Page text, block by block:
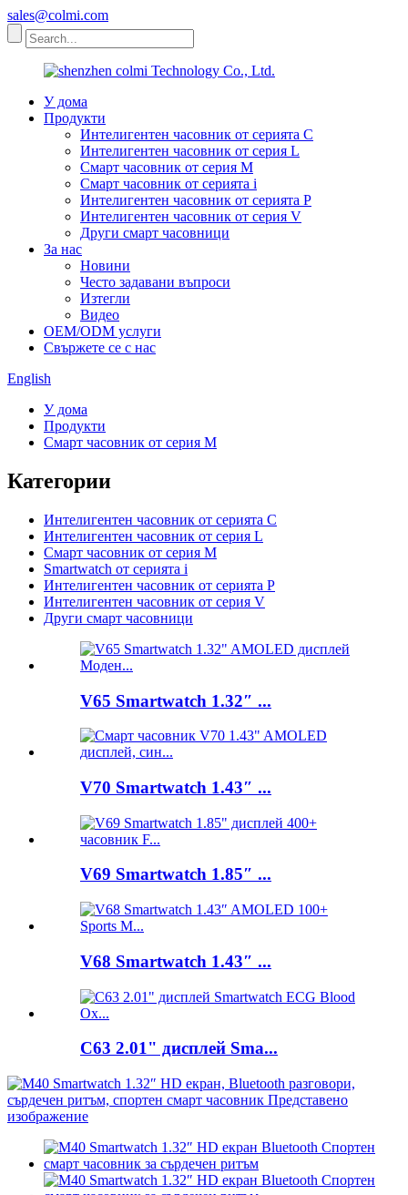
sales@colmi.com
У дома
Продукти
Интелигентен часовник от серията C
Интелигентен часовник от серия L
Смарт часовник от серия M
Смарт часовник от серията i
Интелигентен часовник от серията P
Интелигентен часовник от серия V
Други смарт часовници
За нас
Новини
Често задавани въпроси
Изтегли
Видео
OEM/ODM услуги
Свържете се с нас
English
У дома
Продукти
Смарт часовник от серия M
Категории
Интелигентен часовник от серията C
Интелигентен часовник от серия L
Смарт часовник от серия M
Smartwatch от серията i
Интелигентен часовник от серията P
Интелигентен часовник от серия V
Други смарт часовници
V65 Smartwatch 1.32″ ...
V70 Smartwatch 1.43″ ...
V69 Smartwatch 1.85″ ...
V68 Smartwatch 1.43″ ...
C63 2.01" дисплей Sma...